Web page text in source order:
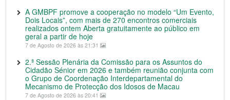
A GMBPF promove a cooperação no modelo “Um Evento,
Dois Locais”, com mais de 270 encontros comerciais
realizados ontem Aberta gratuitamente ao público em
geral a partir de hoje
7 de Agosto de 2026 às 21:31
2.ª Sessão Plenária da Comissão para os Assuntos do
Cidadão Sénior em 2026 e também reunião conjunta com
o Grupo de Coordenação Interdepartamental do
Mecanismo de Protecção dos Idosos de Macau
7 de Agosto de 2026 às 20:41